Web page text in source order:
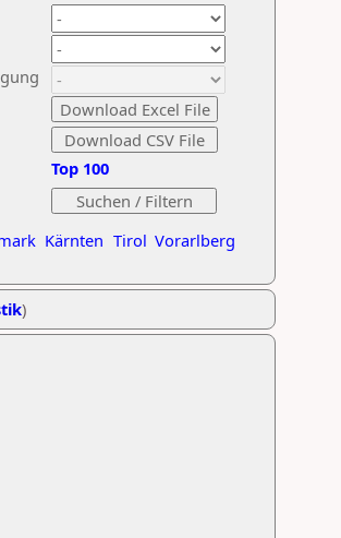
Kärnten Tirol Vorarlberg
Top 100
)